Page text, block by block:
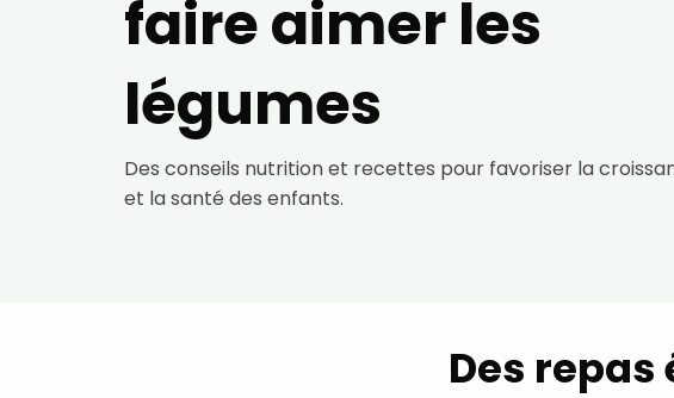
faire aimer les
légumes
Des conseils nutrition et recettes pour favoriser la
et la santé des enfants.
Des